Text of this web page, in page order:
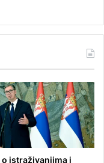
o istraživanjima i